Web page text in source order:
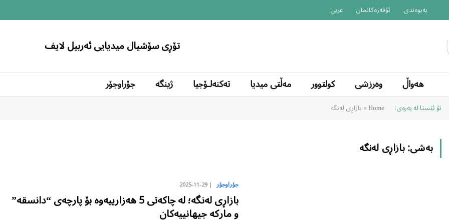
پەیوەندی ئۆفەرەکانمان عربي
تۆڕی سۆشیال میدیایی ئەربیل لایف
هەواڵ وەرزشی کولتوور مەڵتی میدیا تەکنەلۆجیا ژینگە جۆراوجۆر
تۆ ئێستا لە پەرەی: Home
»بازاڕی لەنگە
بەشی:بازاڕی لەنگە
جۆراوجۆر 2025-11-29
بازاڕی لەنگە؛ لە چاکەتی 5 هەزارییەوە بۆ پارچەی “دانسقە”
و مارکە جیهانییەکان